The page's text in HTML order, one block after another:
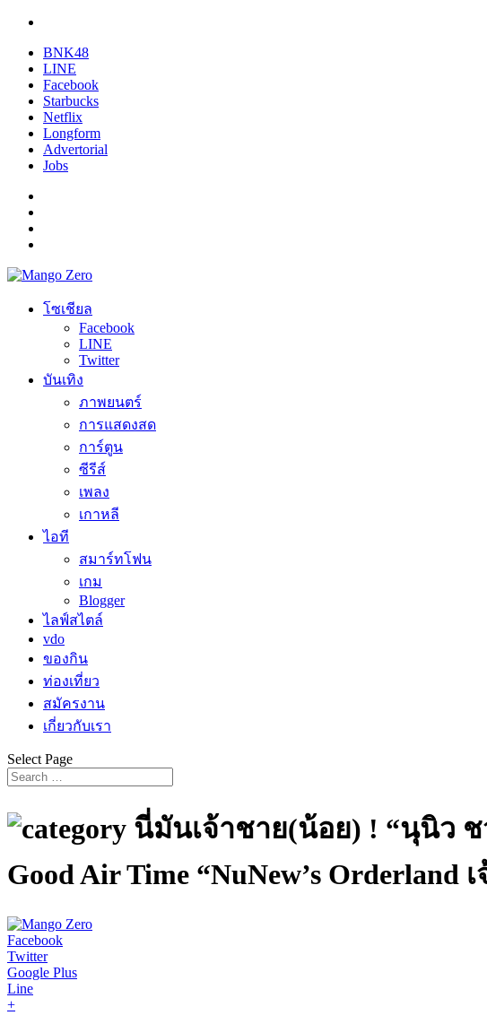
BNK48
LINE
Facebook
Starbucks
Netflix
Longform
Advertorial
Jobs
โซเชียล
Facebook
LINE
Twitter
บันเทิง
ภาพยนตร์
การแสดงสด
การ์ตูน
ซีรีส์
เพลง
เกาหลี
ไอที
สมาร์ทโฟน
เกม
Blogger
ไลฟ์สไตล์
vdo
ของกิน
ท่องเที่ยว
สมัครงาน
เกี่ยวกับเรา
Select Page
นี่มันเจ้าชาย(น้อย) ! “นุนิว
Good Air Time “NuNew’s Orderland
Facebook
Twitter
Google Plus
Line
+